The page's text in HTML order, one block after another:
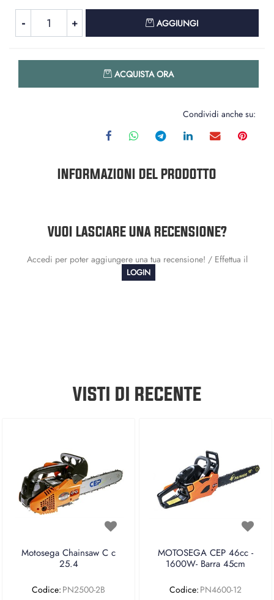
AGGIUNGI
ACQUISTA ORA
Condividi anche su:
INFORMAZIONI DEL PRODOTTO
VUOI LASCIARE UNA RECENSIONE?
Accedi per poter aggiungere una tua recensione! / Effettua il
LOGIN
VISTI DI RECENTE
Motosega Chainsaw C c
25.4
Codice: PN2500-2B
MOTOSEGA CEP 46cc -
1600W- Barra 45cm
Codice: PN4600-12